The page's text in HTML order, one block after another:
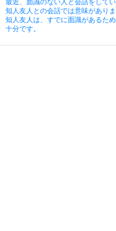
最近、面識のない人と会話をしてい
知人友人との会話では意味がありま
知人友人は、すでに面識があるた
十分です。